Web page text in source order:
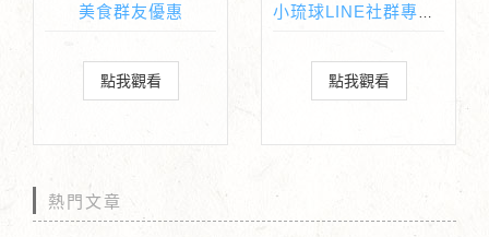
美食群友優惠
點我觀看 點我觀看
熱門文章